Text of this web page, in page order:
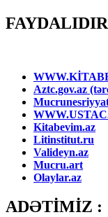
Aztc.gov.az
Kitabevim.az
Litinstitut.ru
Valideyn.az
Mucru.art
Olaylar.az
ADƏTİMİZ :